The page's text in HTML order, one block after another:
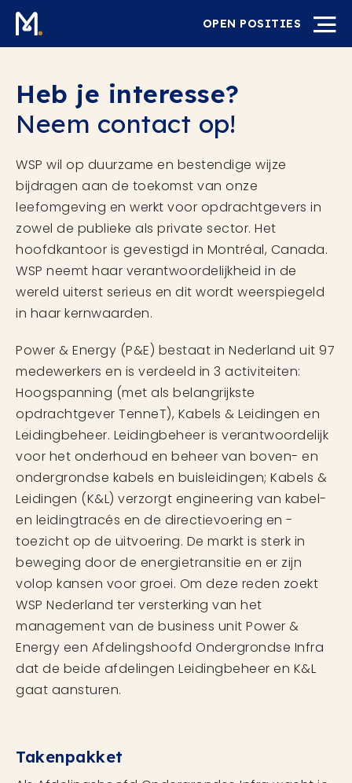
OPEN POSITIES
Heb je interesse?
Neem contact op!
WSP wil op duurzame en bestendige wijze
bijdragen aan de toekomst van onze
leefomgeving en werkt voor opdrachtgevers in
zowel de publieke als private sector. Het
hoofdkantoor is gevestigd in Montréal, Canada.
WSP neemt haar verantwoordelijkheid in de
wereld uiterst serieus en dit wordt weerspiegeld
in haar kernwaarden.
Power & Energy (P&E) bestaat in Nederland uit 97
medewerkers en is verdeeld in 3 activiteiten:
Hoogspanning (met als belangrijkste
opdrachtgever TenneT), Kabels & Leidingen en
Leidingbeheer. Leidingbeheer is verantwoordelijk
voor het onderhoud en beheer van boven- en
ondergrondse kabels en buisleidingen; Kabels &
Leidingen (K&L) verzorgt engineering van kabel-
en leidingtracés en de directievoering en -
toezicht op de uitvoering. De markt is sterk in
beweging door de energietransitie en er zijn
volop kansen voor groei. Om deze reden zoekt
WSP Nederland ter versterking van het
management van de business unit Power &
Energy een Afdelingshoofd Ondergrondse Infra
dat de beide afdelingen Leidingbeheer en K&L
gaat aansturen.
Takenpakket